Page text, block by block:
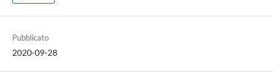
Pubblicato
2020-09-28